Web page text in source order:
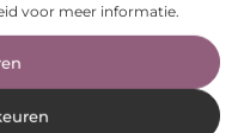
voor meer informatie.
die u mogelijk